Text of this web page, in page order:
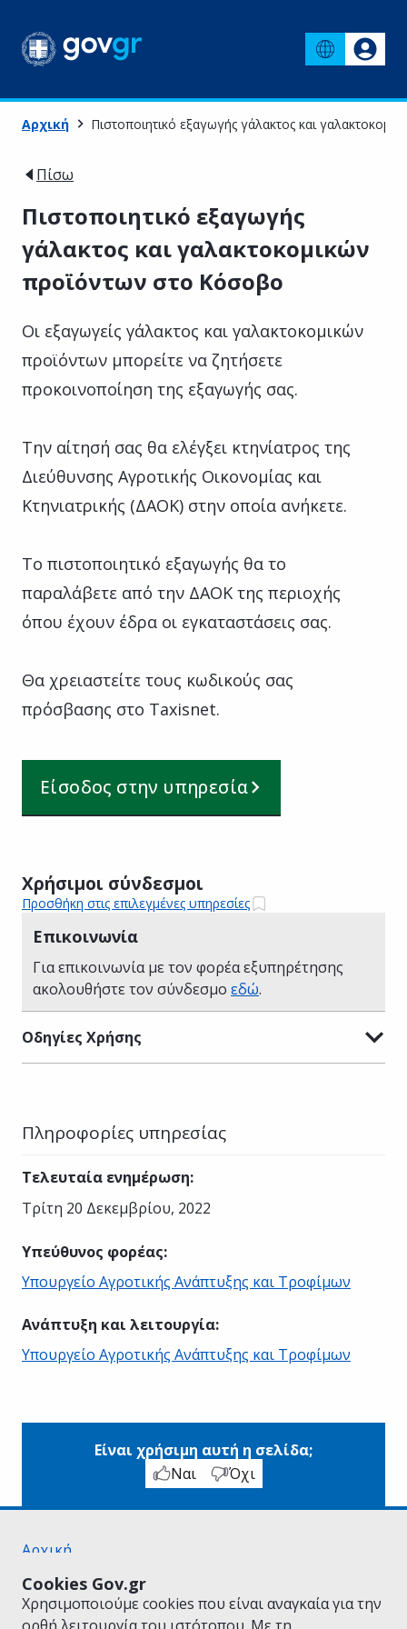
Cookies Gov.gr
Χρησιμοποιούμε cookies που είναι αναγκαία για την
Αρχική Πιστοποιητικό εξαγωγής γάλακτος και
Πίσω
Πιστοποιητικό εξαγωγής
γάλακτος και γαλακτοκομικών
προϊόντων στο Κόσοβο
Οι εξαγωγείς γάλακτος και γαλακτοκομικών
προϊόντων μπορείτε να ζητήσετε
προκοινοποίηση της εξαγωγής σας.
Την αίτησή σας θα ελέγξει κτηνίατρος της
Διεύθυνσης Αγροτικής Οικονομίας και
Κτηνιατρικής (ΔΑΟΚ) στην οποία ανήκετε.
Το πιστοποιητικό εξαγωγής θα το
παραλάβετε από την ΔΑΟΚ της περιοχής
όπου έχουν έδρα οι εγκαταστάσεις σας.
Θα χρειαστείτε τους κωδικούς σας
πρόσβασης στο Taxisnet.
Είσοδος στην υπηρεσία
Χρήσιμοι σύνδεσμοι
Προσθήκη στις επιλεγμένες υπηρεσίες
Επικοινωνία
Για επικοινωνία με τον φορέα εξυπηρέτησης
ακολουθήστε τον σύνδεσμο εδώ.
Οδηγίες Χρήσης
Πληροφορίες υπηρεσίας
Τελευταία ενημέρωση:
Τρίτη 20 Δεκεμβρίου, 2022
Υπεύθυνος φορέας:
Υπουργείο Αγροτικής Ανάπτυξης και Τροφίμων
Ανάπτυξη και λειτουργία:
Υπουργείο Αγροτικής Ανάπτυξης και Τροφίμων
Είναι χρήσιμη αυτή η σελίδα;
Ναι
Όχι
Αρχική
Όροι Χρήσης
Πολιτική Απορρήτου